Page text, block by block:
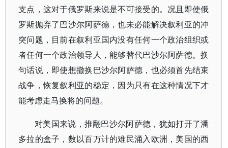
支点，这对于俄罗斯来说是不可接受的。况且即使俄
罗斯抛弃了巴沙尔阿萨德，也未必能解决叙利亚的冲
突问题，目前在叙利亚国内没有任何一个政治组织或
者任何一个政治领导人，能够替代巴沙尔阿萨德。换
句话说，即使想撤换巴沙尔阿萨德，也必须首先结束
战争，恢复叙利亚的稳定，因为只有在这种情况下才
能考虑走马换将的问题。
对美国来说，推翻巴沙尔阿萨德，犹如打开了潘
多拉的盒子，数以百万计的难民涌入欧洲，美国的西